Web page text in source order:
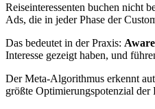
Reiseinteressenten buchen nicht
Ads, die in jeder Phase der
Das bedeutet in der Praxis:
Interesse gezeigt haben, und
Der Meta-Algorithmus erkennt
größte Optimierungspotenzial der